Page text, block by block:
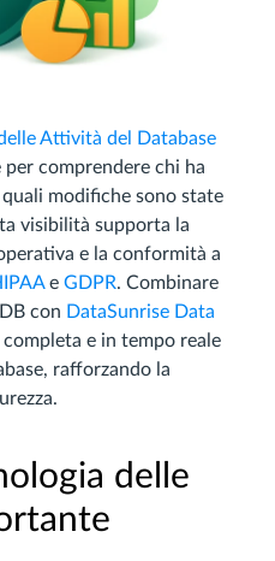
Attività del Database
comprendere chi ha
modifiche sono state
visibilità supporta la
e la conformità a
e GDPR. Combinare
con DataSunrise Data
e in tempo reale
rafforzando la
delle